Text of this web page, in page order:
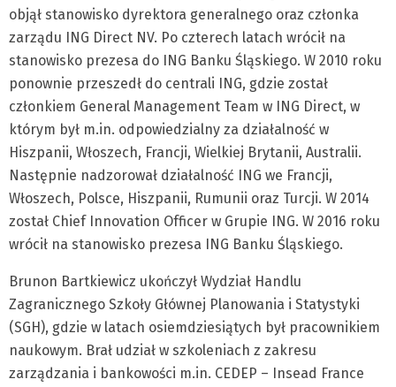
objął stanowisko dyrektora generalnego oraz członka
zarządu ING Direct NV. Po czterech latach wrócił na
stanowisko prezesa do ING Banku Śląskiego. W 2010 roku
ponownie przeszedł do centrali ING, gdzie został
członkiem General Management Team w ING Direct, w
którym był m.in. odpowiedzialny za działalność w
Hiszpanii, Włoszech, Francji, Wielkiej Brytanii, Australii.
Następnie nadzorował działalność ING we Francji,
Włoszech, Polsce, Hiszpanii, Rumunii oraz Turcji. W 2014
został Chief Innovation Officer w Grupie ING. W 2016 roku
wrócił na stanowisko prezesa ING Banku Śląskiego.
Brunon Bartkiewicz ukończył Wydział Handlu
Zagranicznego Szkoły Głównej Planowania i Statystyki
(SGH), gdzie w latach osiemdziesiątych był pracownikiem
naukowym. Brał udział w szkoleniach z zakresu
zarządzania i bankowości m.in. CEDEP – Insead France